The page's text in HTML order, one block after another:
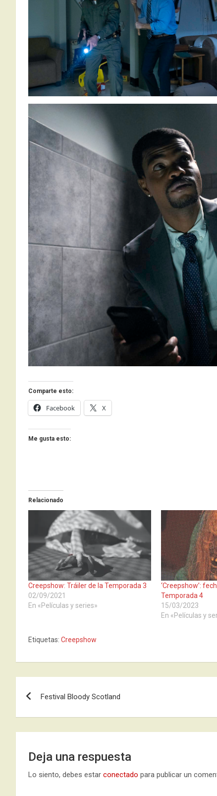
Comparte esto:
Facebook X
Me gusta esto:
Relacionado
Creepshow: Tráiler de la Temporada 3
02/09/2021
En «Películas y series»
‘Creepshow’:
Temporada 4
15/03/2023
En «Películas y
Etiquetas: Creepshow
entradas
Festival Bloody Scotland
Deja una respuesta
Lo siento, debes estar conectado para publicar un